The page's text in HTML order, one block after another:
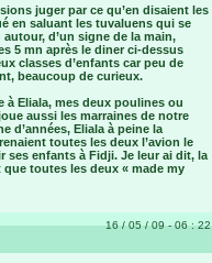
juger par ce qu’en disaient les
en saluant les tuvaluens qui se
d’un signe de la main,
5 mn après le diner ci-dessus
classes d’enfants car peu de
beaucoup de curieux.
à Eliala, mes deux poulines ou
aussi les marraines de notre
d’années, Eliala à peine la
toutes les deux l’avion le
ses enfants à Fidji. Je leur ai dit, la
toutes les deux « made my
16 / 05 / 09 - 06 : 22